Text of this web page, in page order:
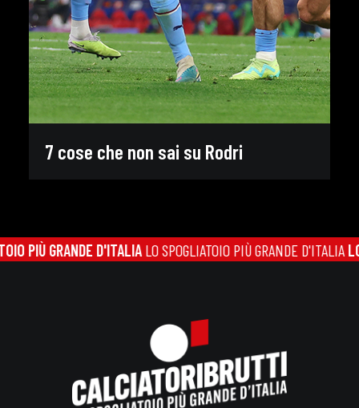
7 cose che non sai su Rodri
PIÙ GRANDE D'ITALIALO SPOGLIATOIO PIÙ GRANDE D'ITALIALO